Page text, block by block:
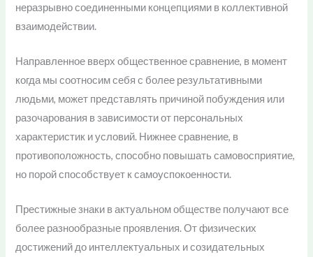
неразрывно соединенными концепциями в коллективной
взаимодействии.
Направленное вверх общественное сравнение, в момент
когда мы соотносим себя с более результативными
людьми, может представлять причиной побуждения или
разочарования в зависимости от персональных
характеристик и условий. Нижнее сравнение, в
противоположность, способно повышать самовосприятие,
но порой способствует к самоуспокоенности.
Престижные знаки в актуальном обществе получают все
более разнообразные проявления. От физических
достижений до интеллектуальных и созидательных